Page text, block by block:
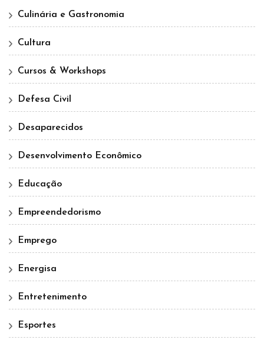
Culinária e Gastronomia
Cultura
Cursos & Workshops
Defesa Civil
Desaparecidos
Desenvolvimento Econômico
Educação
Empreendedorismo
Emprego
Energisa
Entretenimento
Esportes